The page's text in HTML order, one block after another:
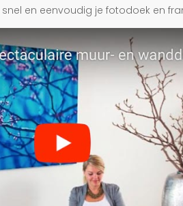
en eenvoudig je fotodoek en